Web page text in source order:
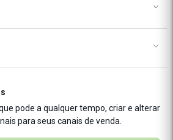
pode a qualquer tempo, criar e alterar
para seus canais de venda.